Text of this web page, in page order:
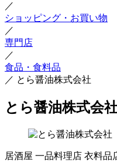
／
ショッピング・お買い物
／
専門店
／
食品・食料品
／ とら醤油株式会社
とら醤油株式会
居酒屋 一品料理店 衣料品